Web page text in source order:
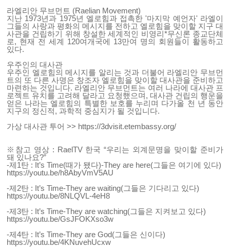
라엘리안 무브먼트 (Raelian Movement)
지난 1973년과 1975년 엘로힘과 접촉한 '마지막 예언자' 라엘이
그들의 사랑과 평화의 메시지를 전하고 엘로힘을 맞이할 지구 대
사관을 건립하기 위해 창설한 세계적인 비영리*무신론 종교단체
로, 현재 전 세계 120여개국에 13만여 명의 회원들이 활동하고
있다.
우주인의 대사관
우주인 엘로힘의 메시지를 알리는 것과 더불어 라엘리안 무브먼
트의 또 다른 사명은 창조자 엘로힘을 맞이할 대사관을 준비하고
마련하는 것입니다. 라엘리안 무브먼트는 여러 나라에 대사관 프
로젝트 유치를 고려해 달라고 요청했으며, 대사관 건립의 행운을
얻은 나라는 엘로힘의 특별한 보호를 누리며 다가올 천 년 동안
지구의 정신적, 과학적 중심지가 될 것입니다.
가상 대사관 투어 >> https://3dvisit.etembassy.org/
※참고 영상 : RaelTV 한국 “우리는 외계문명을 맞이할 준비가
돼 있나요?”
-제1탄 : It’s Time(때가 됐다)-They are here(그들은 여기에 있다)
https://youtu.be/h8AbyVmV5AU
-제2탄 : It’s Time-They are waiting(그들은 기다리고 있다)
https://youtu.be/8NLQVL-4eH8
-제3탄 : It’s Time-They are watching(그들은 지켜보고 있다)
https://youtu.be/GsJFOKXso3w
-제4탄 : It’s Time-They are God(그들은 신이다)
https://youtu.be/4KNuvehUcxw